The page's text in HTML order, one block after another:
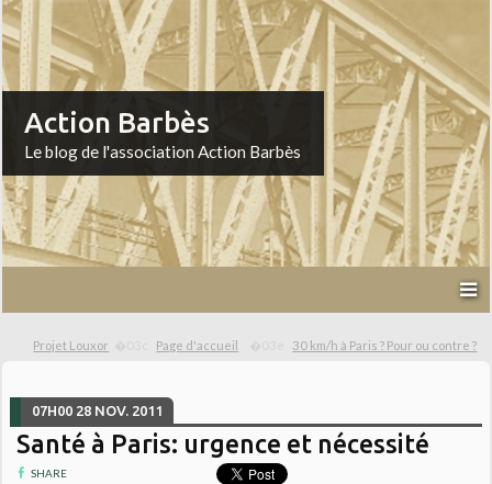
Action Barbès
Le blog de l'association Action Barbès
Projet Louxor Page d'accueil 30 km/h à Paris ? Pour ou contre ?
07H00 28 NOV. 2011
Santé à Paris: urgence et nécessité
SHARE